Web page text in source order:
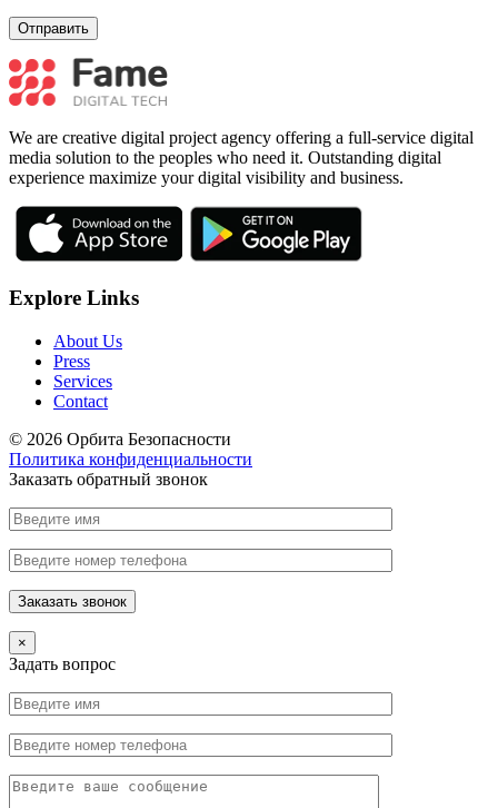
We are creative digital project agency offering a full-service digital
media solution to the peoples who need it. Outstanding digital
experience maximize your digital visibility and business.
Explore Links
About Us
Press
Services
Contact
© 2026 Орбита Безопасности
Политика конфиденциальности
Заказать обратный звонок
×
Задать вопрос